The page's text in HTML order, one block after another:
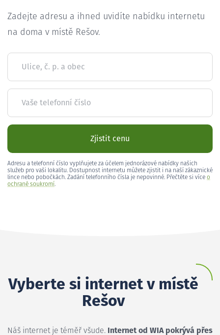
Zadejte adresu a ihned uvidíte nabídku internetu
na doma v místě Rešov.
Ulice, č. p. a obec
Vaše telefonní číslo
Zjistit cenu
Adresu a telefonní číslo vyplňujete za účelem jednorázové nabídky našich
služeb pro vaši lokalitu. Dostupnost internetu můžete zjistit i na naší zákaznické
lince nebo pobočkách. Zadání telefonního čísla je nepovinné. Přečtěte si více o
ochraně soukromí.
Vyberte si internet v místě
Rešov
Náš internet je téměř všude. Internet od WIA pokrývá přes